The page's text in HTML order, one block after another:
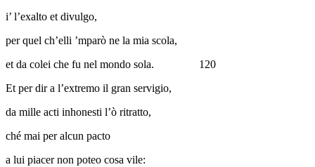
i’ l’exalto et divulgo,
per quel ch’elli ’mparò ne la mia scola,
et da colei che fu nel mondo sola. 120
Et per dir a l’extremo il gran servigio,
da mille acti inhonesti l’ò ritratto,
ché mai per alcun pacto
a lui piacer non poteo cosa vile: